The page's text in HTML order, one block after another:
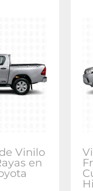
Vinilo
en